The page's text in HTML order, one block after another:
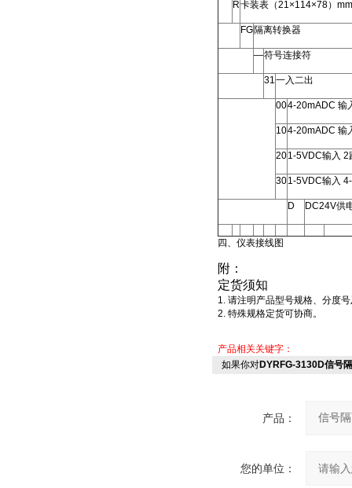
R卡装表（21×114×78）mm
FG隔离转换器
—符号连接符
31一入二出
004-20mADC 输
104-20mADC 输
201-5VDC输入
301-5VDC输入
D DC24V供
四、仪表接线图
附：
定货须知
1. 请注明产品型号规格、分度
2. 特殊规格定货可协商。
产品相关关键字：
如果你对DYRFG-3130D信号
产品：
您的单位：